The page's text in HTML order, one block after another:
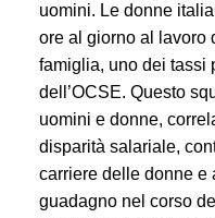
uomini. Le donne
ore al giorno al lavoro
famiglia, uno dei tassi
dell’OCSE. Questo
uomini e donne,
disparità salariale,
carriere delle donne e
guadagno nel corso